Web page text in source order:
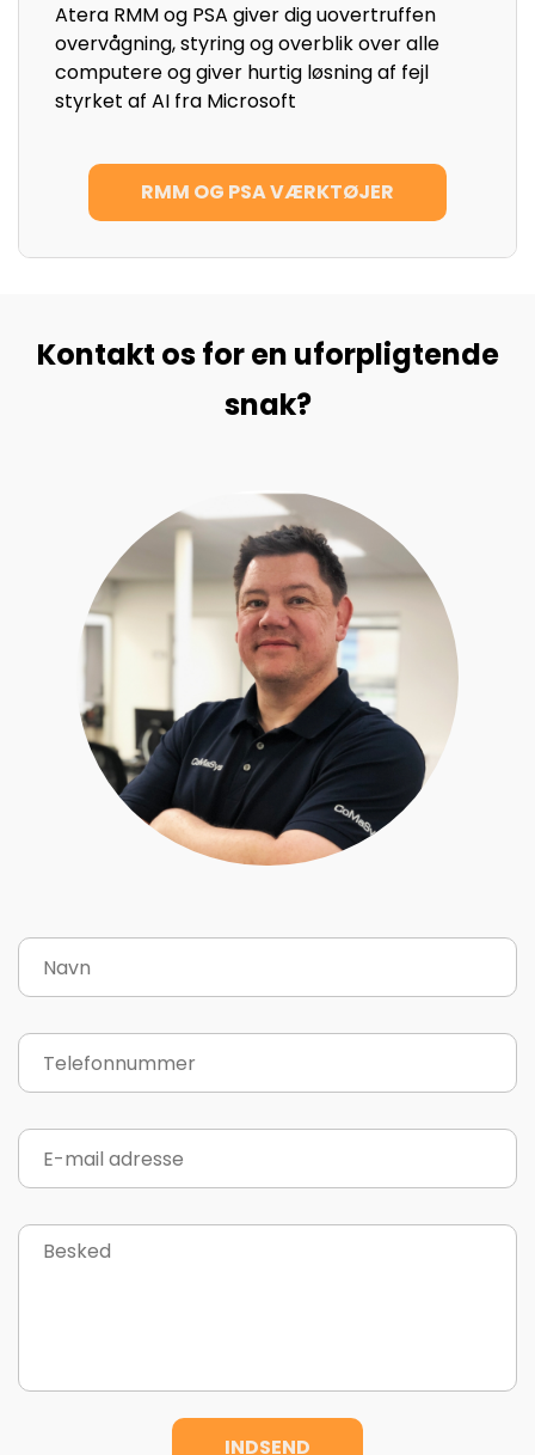
Atera RMM og PSA giver dig uovertruffen
overvågning, styring og overblik over alle
computere og giver hurtig løsning af fejl
styrket af AI fra Microsoft
RMM OG PSA VÆRKTØJER
Kontakt os for en uforpligtende
snak?